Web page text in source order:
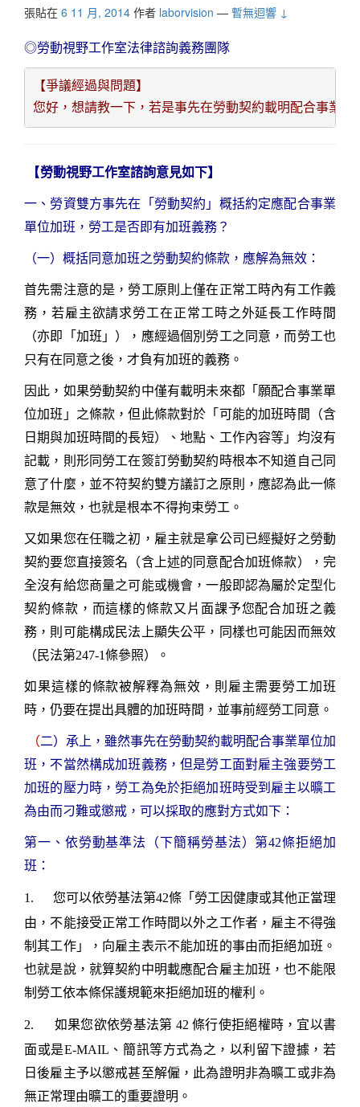
張貼在 6 11 月, 2014 作者 laborvision — 暫無迴響 ↓
◎勞動視野工作室法律諮詢義務團隊
【爭議經過與問題】
您好，想請教一下，若是事先在勞動契約載明配合事業
【勞動視野工作室諮詢意見如下】
一、勞資雙方事先在「勞動契約」概括約定應配合事業
單位加班，勞工是否即有加班義務？
（一） 概括同意加班之勞動契約條款，應解為無效：
首先需注意的是，勞工原則上僅在正常工時內有工作義
務，若雇主欲請求勞工在正常工時之外延長工作時間
（亦即「加班」），應經過個別勞工之同意，而勞工也
只有在同意之後，才負有加班的義務。
因此，如果勞動契約中僅有載明未來都「願配合事業單
位加班」之條款，但此條款對於「可能的加班時間（含
日期與加班時間的長短）、地點、工作內容等」均沒有
記載，則形同勞工在簽訂勞動契約時根本不知道自己同
意了什麼，並不符契約雙方議訂之原則，應認為此一條
款是無效，也就是根本不得拘束勞工。
又如果您在任職之初，雇主就是拿公司已經擬好之勞動
契約要您直接簽名（含上述的同意配合加班條款），完
全沒有給您商量之可能或機會，一般即認為屬於定型化
契約條款，而這樣的條款又片面課予您配合加班之義
務，則可能構成民法上顯失公平，同樣也可能因而無效
（民法第247-1條參照）。
如果這樣的條款被解釋為無效，則雇主需要勞工加班
時，仍要在提出具體的加班時間，並事前經勞工同意。
（二） 承上，雖然事先在勞動契約載明配合事業單位加
班，不當然構成加班義務，但是勞工面對雇主強要勞工
加班的壓力時，勞工為免於拒絕加班時受到雇主以曠工
為由而刁難或懲戒，可以採取的應對方式如下：
第一、 依勞動基準法（下簡稱勞基法）第42條拒絕加
班：
1. 您可以依勞基法第42條「勞工因健康或其他正當理
由，不能接受正常工作時間以外之工作者，雇主不得強
制其工作」，向雇主表示不能加班的事由而拒絕加班。
也就是說，就算契約中明載應配合雇主加班，也不能限
制勞工依本條保護規範來拒絕加班的權利。
2. 如果您欲依勞基法第 42條行使拒絕權時，宜以書
面或是E-MAIL 、簡訊等方式為之，以利留下證據，若
日後雇主予以懲戒甚至解僱，此為證明非為曠工或非為
無正常理由曠工的重要證明。